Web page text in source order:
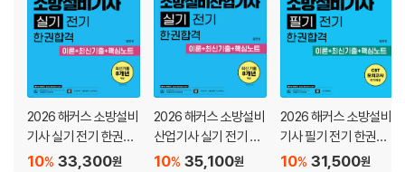
제4편 소방시설 설치 및 관리에 관한 법률
제1장 총칙
제2장 소방시설등의 설치·관리 및 방염
제3장 소방시설등의 자체점검
제4장 소방시설관리사 및 소방시설관리업
제5장 소방용품의 품질관리
제6장 보칙
2026 해커스 소방설비
기사 실기 전기 한권합
격 이론+최신기출+핵
33,300원
10%
2026 해커스 소방설비
산업기사 실기 전기 한
권합격 이론+최신기출
35,100원
10%
2026 해커스 소방설비
기사 필기 전기 한권합
격 이론+최신기출+핵
31,500원
10%